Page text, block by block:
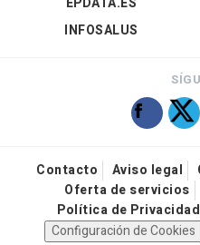
INFOSALUS
Contacto Aviso legal
Oferta de servicios
Política de Privacidad
Configuración de Cookies